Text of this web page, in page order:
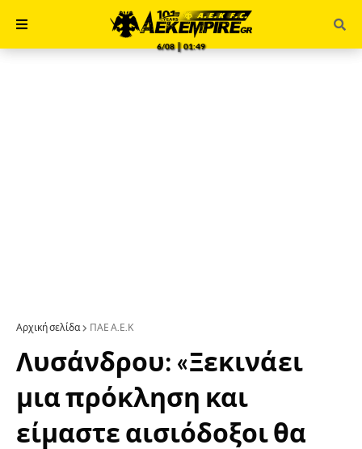
6/08 ║ 01:49
Αρχική σελίδα ΠΑΕ Α.Ε.Κ
Λυσάνδρου: «Ξεκινάει
μια πρόκληση και
είμαστε αισιόδοξοι θα